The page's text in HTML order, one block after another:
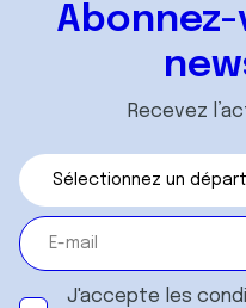
Recevez
J'accepte les